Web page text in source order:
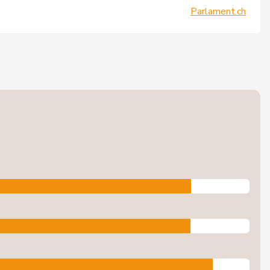
Parlament.ch